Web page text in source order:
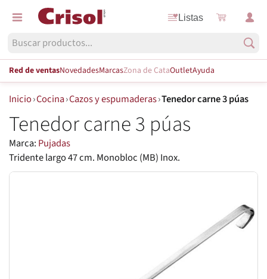
Listas
Red de ventasNovedadesMarcasZona de CataOutletAyuda
Inicio›Cocina›Cazos y espumaderas›Tenedor carne 3 púas
Tenedor carne 3 púas
Marca: Pujadas
Tridente largo 47 cm. Monobloc (MB) Inox.